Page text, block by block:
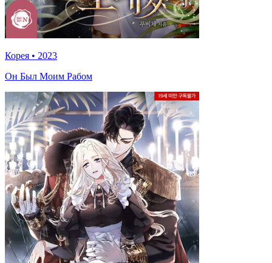
Корея • 2023
Он Был Моим Рабом